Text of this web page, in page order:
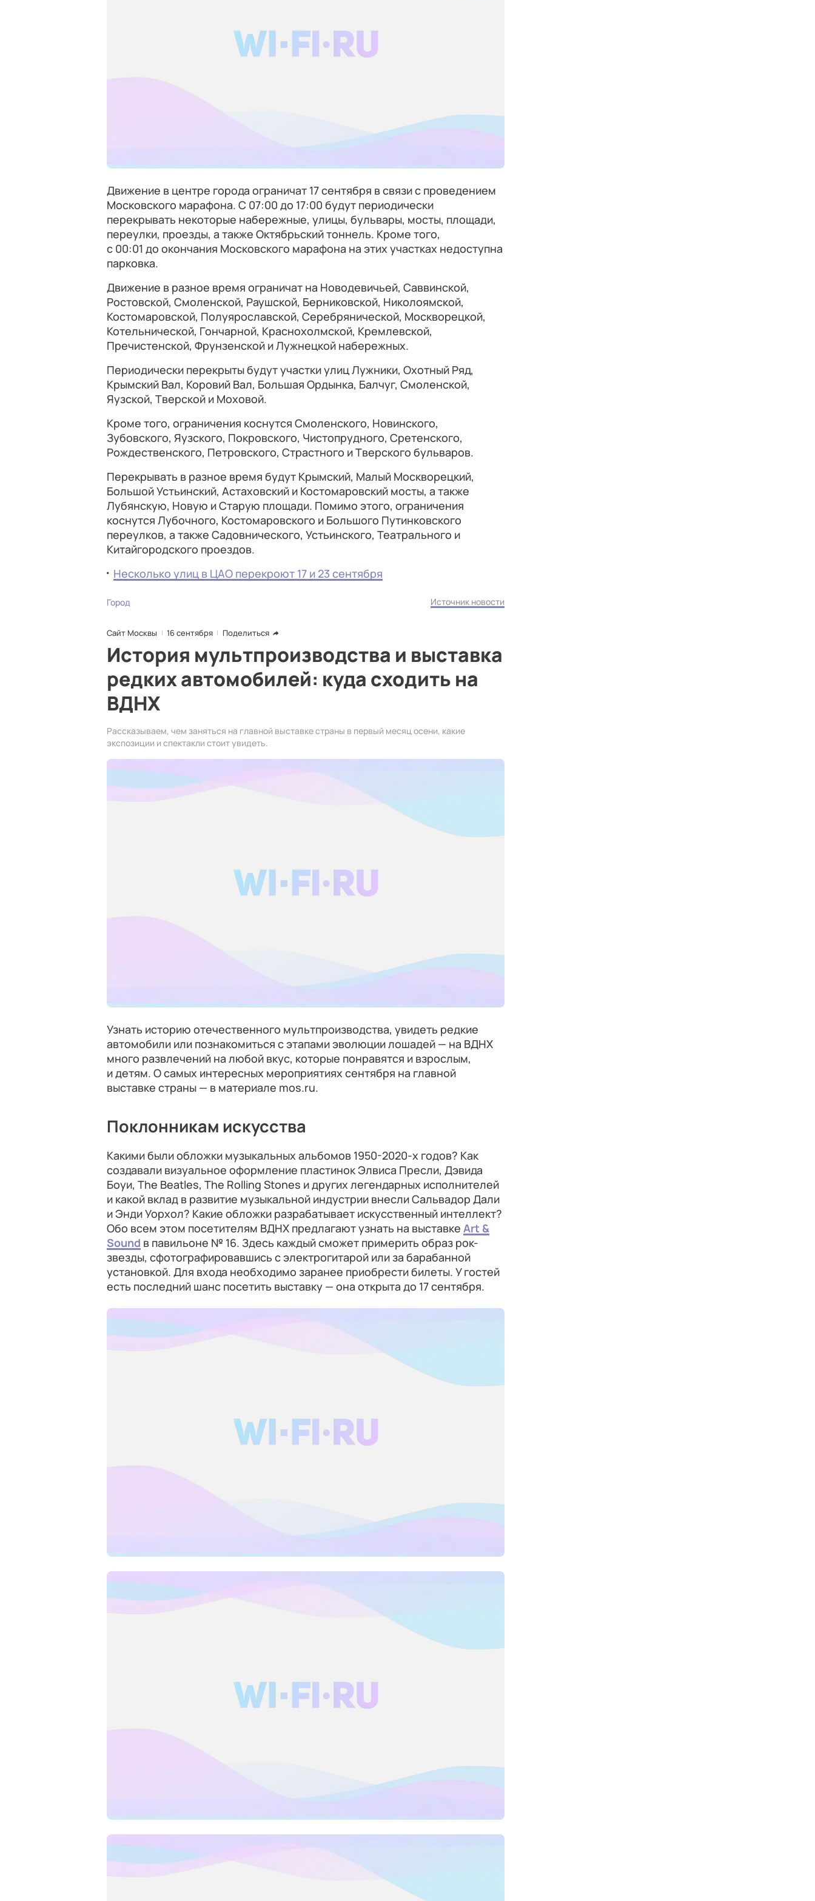
Движение в центре города ограничат 17 сентября в связи с проведением
Московского марафона. С 07:00 до 17:00 будут периодически
перекрывать некоторые набережные, улицы, бульвары, мосты, площади,
переулки, проезды, а также Октябрьский тоннель. Кроме того,
с 00:01 до окончания Московского марафона на этих участках недоступна
парковка.
Движение в разное время ограничат на Новодевичьей, Саввинской,
Ростовской, Смоленской, Раушской, Берниковской, Николоямской,
Костомаровской, Полуярославской, Серебрянической, Москворецкой,
Котельнической, Гончарной, Краснохолмской, Кремлевской,
Пречистенской, Фрунзенской и Лужнецкой набережных.
Периодически перекрыты будут участки улиц Лужники, Охотный Ряд,
Крымский Вал, Коровий Вал, Большая Ордынка, Балчуг, Смоленской,
Яузской, Тверской и Моховой.
Кроме того, ограничения коснутся Смоленского, Новинского,
Зубовского, Яузского, Покровского, Чистопрудного, Сретенского,
Рождественского, Петровского, Страстного и Тверского бульваров.
Перекрывать в разное время будут Крымский, Малый Москворецкий,
Большой Устьинский, Астаховский и Костомаровский мосты, а также
Лубянскую, Новую и Старую площади. Помимо этого, ограничения
коснутся Лубочного, Костомаровского и Большого Путинковского
переулков, а также Садовнического, Устьинского, Театрального и
Китайгородского проездов.
Несколько улиц в ЦАО перекроют 17 и 23 сентября
Город Источник новости
Сайт Москвы 16 сентября Поделиться
История мультпроизводства и выставка
редких автомобилей: куда сходить на
ВДНХ
Рассказываем, чем заняться на главной выставке страны в первый месяц осени, какие
экспозиции и спектакли стоит увидеть.
Узнать историю отечественного мультпроизводства, увидеть редкие
автомобили или познакомиться с этапами эволюции лошадей — на ВДНХ
много развлечений на любой вкус, которые понравятся и взрослым,
и детям. О самых интересных мероприятиях сентября на главной
выставке страны — в материале mos.ru.
Поклонникам искусства
Какими были обложки музыкальных альбомов 1950-2020-х годов? Как
создавали визуальное оформление пластинок Элвиса Пресли, Дэвида
Боуи, The Beatles, The Rolling Stones и других легендарных исполнителей
и какой вклад в развитие музыкальной индустрии внесли Сальвадор Дали
и Энди Уорхол? Какие обложки разрабатывает искусственный интеллект?
Обо всем этом посетителям ВДНХ предлагают узнать на выставке Art &
Sound в павильоне № 16. Здесь каждый сможет примерить образ рок-
звезды, сфотографировавшись с электрогитарой или за барабанной
установкой. Для входа необходимо заранее приобрести билеты. У гостей
есть последний шанс посетить выставку — она открыта до 17 сентября.